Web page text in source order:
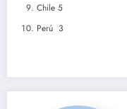
Chile 5
Perú 3